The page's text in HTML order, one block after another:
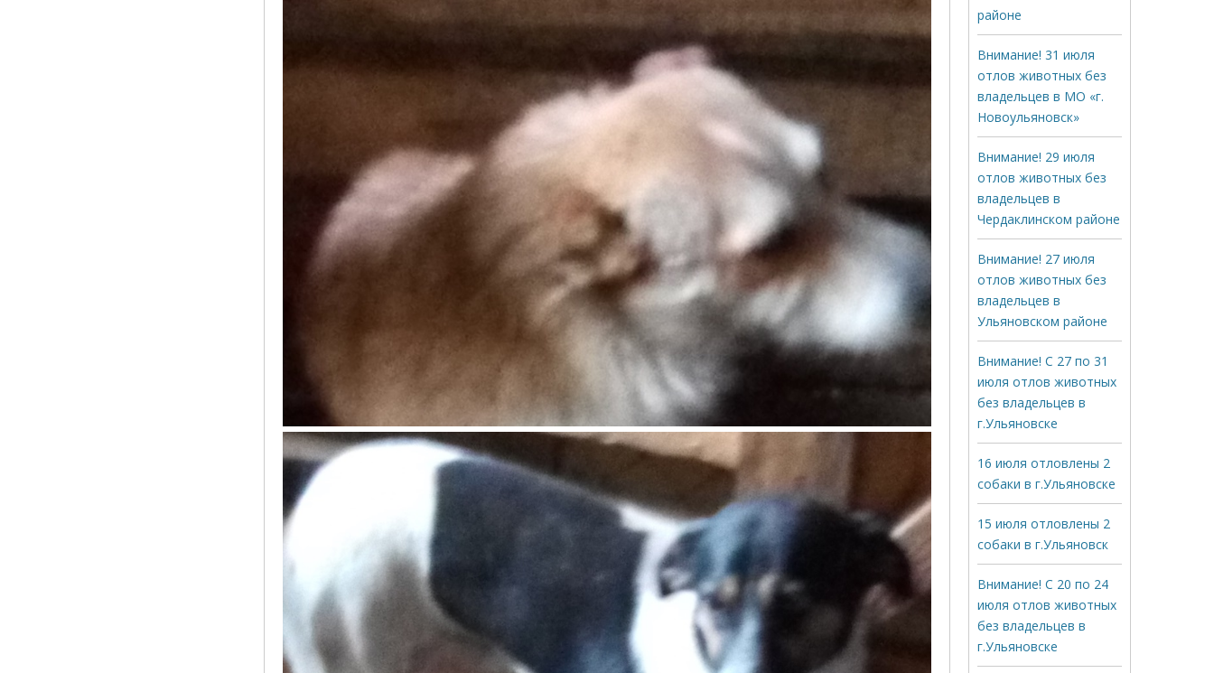
районе
Внимание! 31 июля
отлов животных без
владельцев в МО «г.
Новоульяновск»
Внимание! 29 июля
отлов животных без
владельцев в
Чердаклинском районе
Внимание! 27 июля
отлов животных без
владельцев в
Ульяновском районе
Внимание! С 27 по 31
июля отлов животных
без владельцев в
г.Ульяновске
16 июля отловлены 2
собаки в г.Ульяновске
15 июля отловлены 2
собаки в г.Ульяновск
Внимание! С 20 по 24
июля отлов животных
без владельцев в
г.Ульяновске